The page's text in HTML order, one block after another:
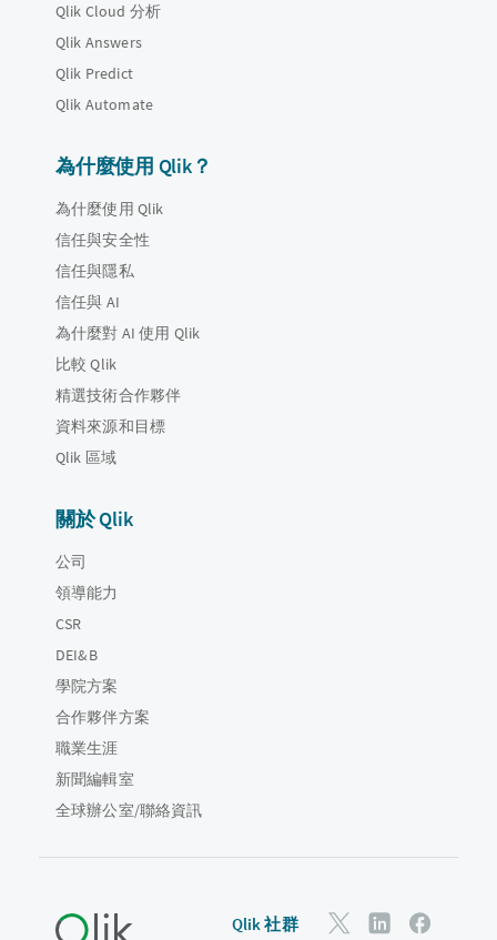
Qlik Cloud 分析
Qlik Answers
Qlik Predict
Qlik Automate
為什麼使用 Qlik？
為什麼使用 Qlik
信任與安全性
信任與隱私
信任與 AI
為什麼對 AI 使用 Qlik
比較 Qlik
精選技術合作夥伴
資料來源和目標
Qlik 區域
關於 Qlik
公司
領導能力
CSR
DEI&B
學院方案
合作夥伴方案
職業生涯
新聞編輯室
全球辦公室/聯絡資訊
Qlik 社群